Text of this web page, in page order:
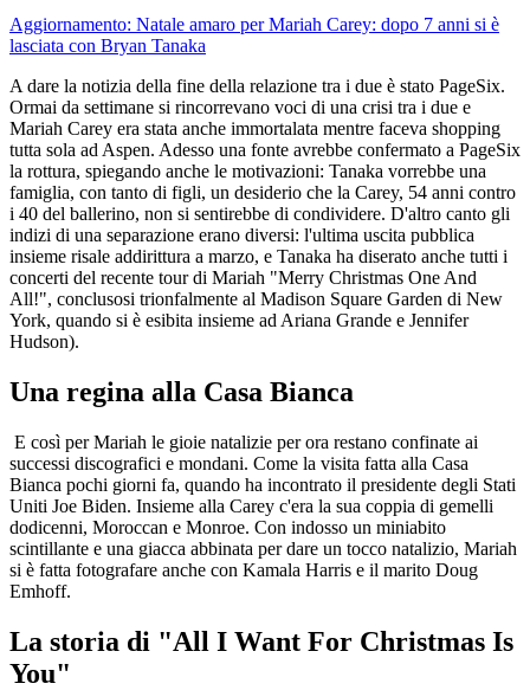
Aggiornamento: Natale amaro per Mariah Carey: dopo 7 anni si è
lasciata con Bryan Tanaka
A dare la notizia della fine della relazione tra i due è stato PageSix.
Ormai da settimane si rincorrevano voci di una crisi tra i due e
Mariah Carey era stata anche immortalata mentre faceva shopping
tutta sola ad Aspen. Adesso una fonte avrebbe confermato a PageSix
la rottura, spiegando anche le motivazioni: Tanaka vorrebbe una
famiglia, con tanto di figli, un desiderio che la Carey, 54 anni contro
i 40 del ballerino, non si sentirebbe di condividere. D'altro canto gli
indizi di una separazione erano diversi: l'ultima uscita pubblica
insieme risale addirittura a marzo, e Tanaka ha diserato anche tutti i
concerti del recente tour di Mariah "Merry Christmas One And
All!", conclusosi trionfalmente al Madison Square Garden di New
York, quando si è esibita insieme ad Ariana Grande e Jennifer
Hudson).
Una regina alla Casa Bianca
E così per Mariah le gioie natalizie per ora restano confinate ai
successi discografici e mondani. Come la visita fatta alla Casa
Bianca pochi giorni fa, quando ha incontrato il presidente degli Stati
Uniti Joe Biden. Insieme alla Carey c'era la sua coppia di gemelli
dodicenni, Moroccan e Monroe. Con indosso un miniabito
scintillante e una giacca abbinata per dare un tocco natalizio, Mariah
si è fatta fotografare anche con Kamala Harris e il marito Doug
Emhoff.
La storia di "All I Want For Christmas Is
You"